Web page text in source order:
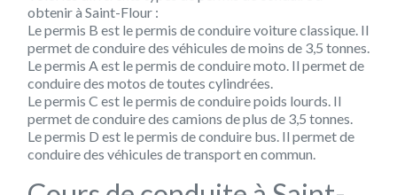
obtenir à Saint-Flour :
Lepermis B est le permis de conduire voiture classique. Il
permet de conduire des véhicules de moins de 3,5 tonnes.
Lepermis A est le permis de conduire moto. Il permet de
conduire des motos de toutes cylindrées.
Lepermis C est le permis de conduire poids lourds. Il
permet de conduire des camions de plus de 3,5 tonnes.
Lepermis D est le permis de conduire bus. Il permet de
conduire des véhicules de transport en commun.